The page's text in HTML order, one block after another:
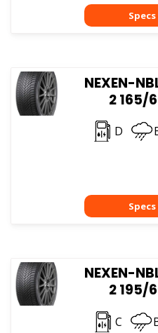
NEXEN-
2 165/
D
NEXEN-
2 195/
C